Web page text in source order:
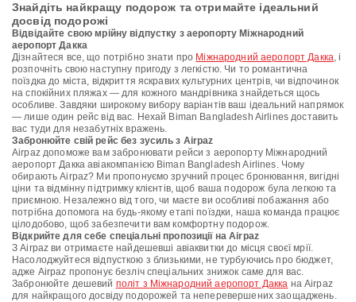
Знайдіть найкращу подорож та отримайте ідеальний
досвід подорожі
Відвідайте свою мрійну відпустку з аеропорту Міжнародний
аеропорт Дакка
Дізнайтеся все, що потрібно знати про Міжнародний аеропорт Дакка, і
розпочніть свою наступну пригоду з легкістю. Чи то романтична
поїздка до міста, відкриття яскравих культурних центрів, чи відпочинок
на спокійних пляжах — для кожного мандрівника знайдеться щось
особливе. Завдяки широкому вибору варіантів ваш ідеальний напрямок
— лише один рейс від вас. Нехай Biman Bangladesh Airlines доставить
вас туди для незабутніх вражень.
Забронюйте свій рейс без зусиль з Airpaz
Airpaz допоможе вам забронювати рейси з аеропорту Міжнародний
аеропорт Дакка авіакомпанією Biman Bangladesh Airlines. Чому
обирають Airpaz? Ми пропонуємо зручний процес бронювання, вигідні
ціни та відмінну підтримку клієнтів, щоб ваша подорож була легкою та
приємною. Незалежно від того, чи маєте ви особливі побажання або
потрібна допомога на будь-якому етапі поїздки, наша команда працює
цілодобово, щоб забезпечити вам комфортну подорож.
Відкрийте для себе спеціальні пропозиції на Airpaz
З Airpaz ви отримаєте найдешевші авіаквитки до місця своєї мрії.
Насолоджуйтеся відпусткою з близькими, не турбуючись про бюджет,
адже Airpaz пропонує безліч спеціальних знижок саме для вас.
Забронюйте дешевий політ з Міжнародний аеропорт Дакка на Airpaz
для найкращого досвіду подорожей та неперевершених заощаджень.